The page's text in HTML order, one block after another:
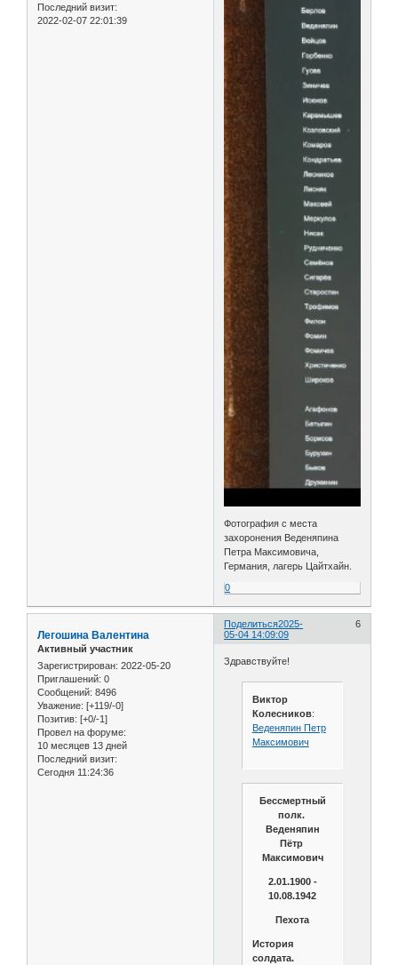
Последний визит:
2022-02-07 22:01:39
Фотография с места
захоронения Веденяпина
Петра Максимовича,
Германия, лагерь Цайтхайн.
0
Поделиться 6
2025-
05-04 14:09:09
Легошина Валентина
Активный участник
Зарегистрирован: 2022-05-20
Приглашений: 0
Сообщений: 8496
Уважение: [+119/-0]
Позитив: [+0/-1]
Провел на форуме:
10 месяцев 13 дней
Последний визит:
Сегодня 11:24:36
Здравствуйте!
Виктор
Колесников:
Веденяпин Петр
Максимович
Бессмертный
полк.
Веденяпин
Пётр
Максимович
2.01.1900 -
10.08.1942
Пехота
История
солдата.